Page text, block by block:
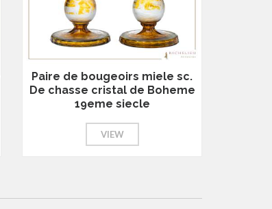
Paire de bougeoirs miele sc.
De chasse cristal de Boheme
19eme siecle
VIEW